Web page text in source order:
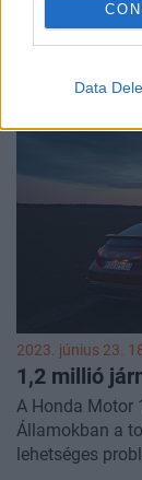
Data
rosszullétre az
elfogyasztása
forgalomból a
2023. június 23.
1,2 millió
A Honda Motor
Államokban a
lehetséges